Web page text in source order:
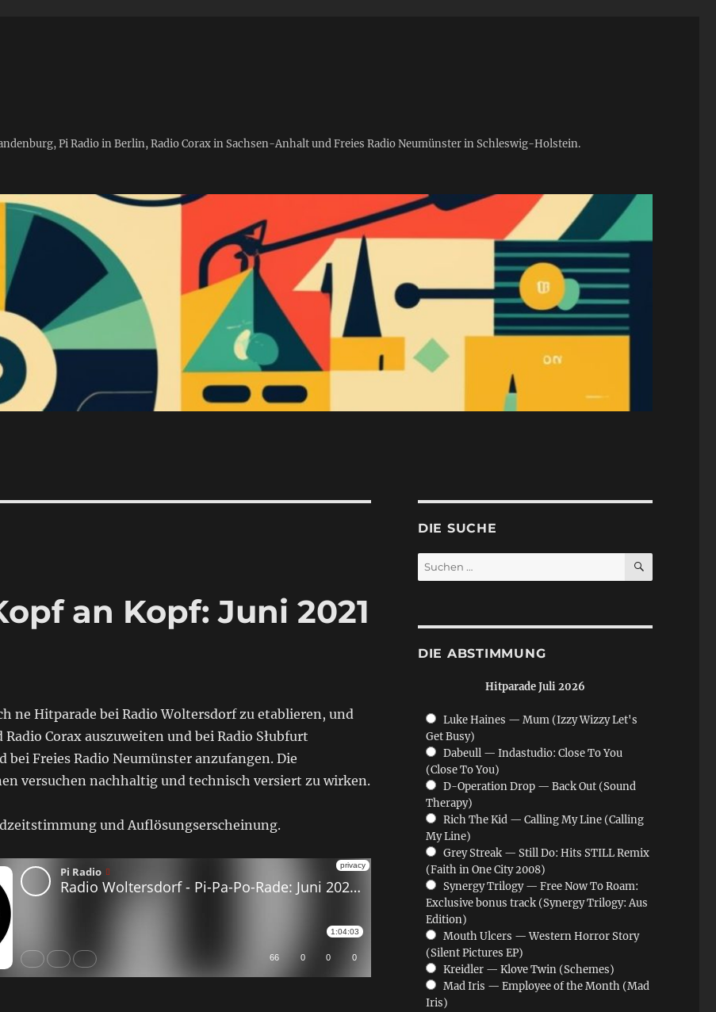
Pi Radio in Berlin, Radio Corax in Sachsen-Anhalt und Freies Radio Neumünster in Schleswig-Holstein.
an Kopf: Juni 2021
ne Hitparade bei Radio Woltersdorf zu etablieren, und
Radio Corax auszuweiten und bei Radio Słubfurt
bei Freies Radio Neumünster anzufangen. Die
versuchen nachhaltig und technisch versiert zu wirken.
und Auflösungserscheinung.
DIE SUCHE
Suchen
nach:
SUCHEN
DIE ABSTIMMUNG
Hitparade Juli 2026
Luke Haines — Mum (Izzy Wizzy Let's
Get Busy)
Dabeull — Indastudio: Close To You
(Close To You)
D-Operation Drop — Back Out (Sound
Therapy)
Rich The Kid — Calling My Line (Calling
My Line)
Grey Streak — Still Do: Hits STILL Remix
(Faith in One City 2008)
Synergy Trilogy — Free Now To Roam:
Exclusive bonus track (Synergy Trilogy: Aus
Edition)
Mouth Ulcers — Western Horror Story
(Silent Pictures EP)
Kreidler — Klove Twin (Schemes)
Mad Iris — Employee of the Month (Mad
Iris)